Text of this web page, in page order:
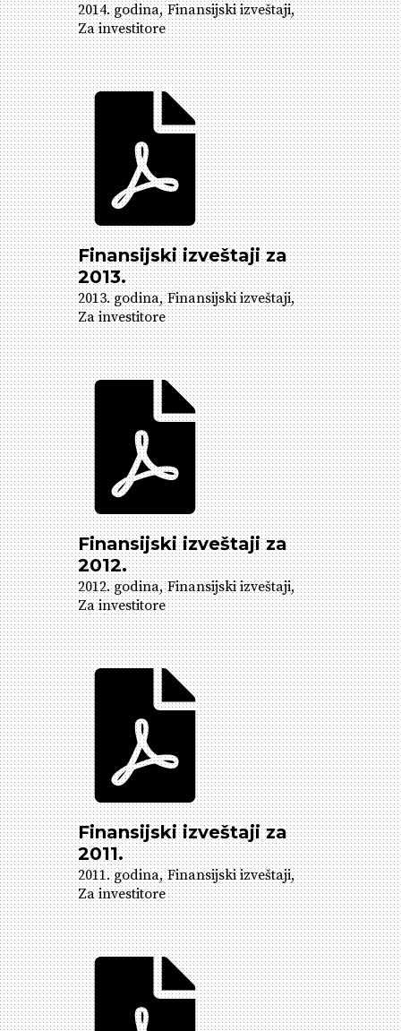
2014. godina Finansijski izveštaji
Za investitore
Finansijski izveštaji za
2013.
2013. godina Finansijski izveštaji
Za investitore
Finansijski izveštaji za
2012.
2012. godina Finansijski izveštaji
Za investitore
Finansijski izveštaji za
2011.
2011. godina Finansijski izveštaji
Za investitore